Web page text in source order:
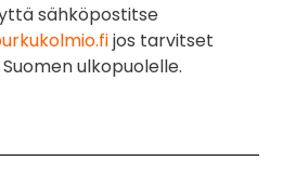
sähköpostitse
jos tarvitset
ulkopuolelle.